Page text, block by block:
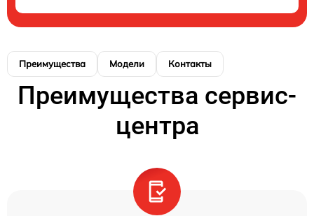
Преимущества Модели Контакты
Преимущества сервис-
центра